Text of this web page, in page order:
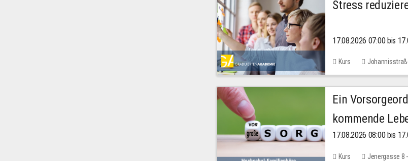
Stress
17.08.2026 07:00 bis
Kurs
Ein
kommende
17.08.2026 08:00 bis
Kurs Jenergasse 8